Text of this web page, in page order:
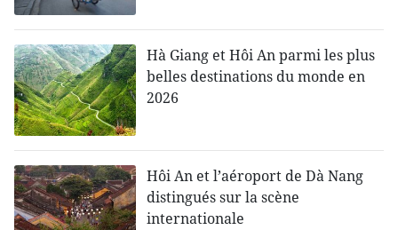
Hà Giang et Hôi An parmi les plus
belles destinations du monde en
2026
Hôi An et l’aéroport de Dà Nang
distingués sur la scène
internationale